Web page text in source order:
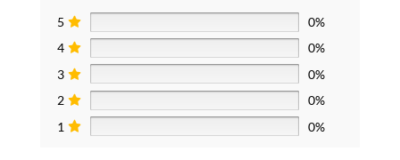
5
0%
4
0%
3
0%
2
0%
1
0%